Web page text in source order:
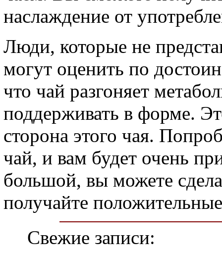
наслаждение от
Люди, которые не
могут оценить по
что чай разгоняет
поддерживать в форме.
сторона этого чая.
чай, и вам будет очень
большой, вы можете
получайте
Свежие записи: